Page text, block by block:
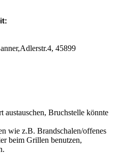
45899
austauschen, Bruchstelle könnte
wie z.B. Brandschalen/offenes
beim Grillen benutzen,